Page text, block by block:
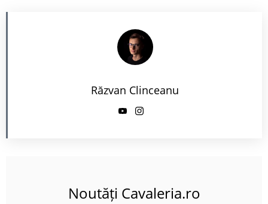
Răzvan Clinceanu
Noutăți Cavaleria.ro